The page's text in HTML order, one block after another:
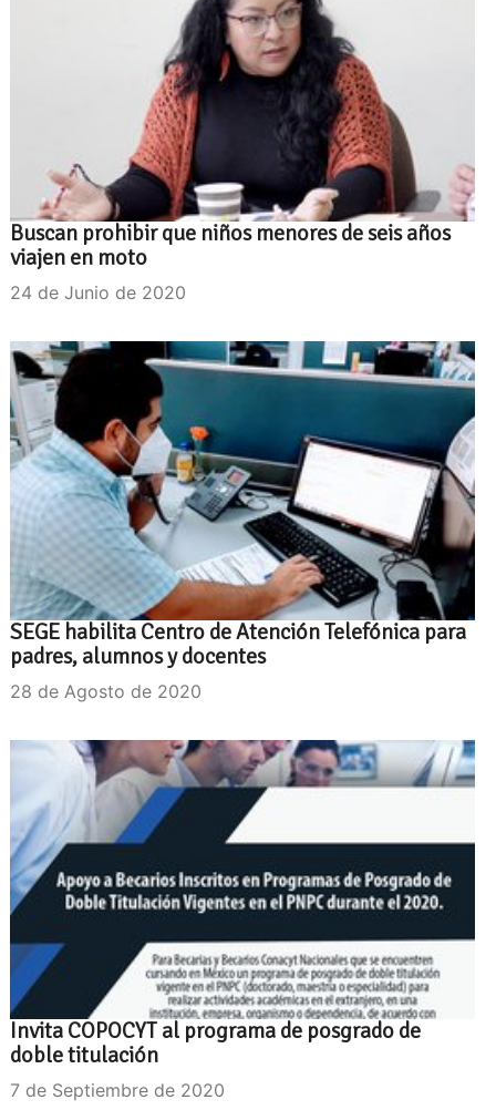
Buscan prohibir que niños menores de seis años
viajen en moto
24 de Junio de 2020
SEGE habilita Centro de Atención Telefónica para
padres, alumnos y docentes
28 de Agosto de 2020
Invita COPOCYT al programa de posgrado de
doble titulación
7 de Septiembre de 2020